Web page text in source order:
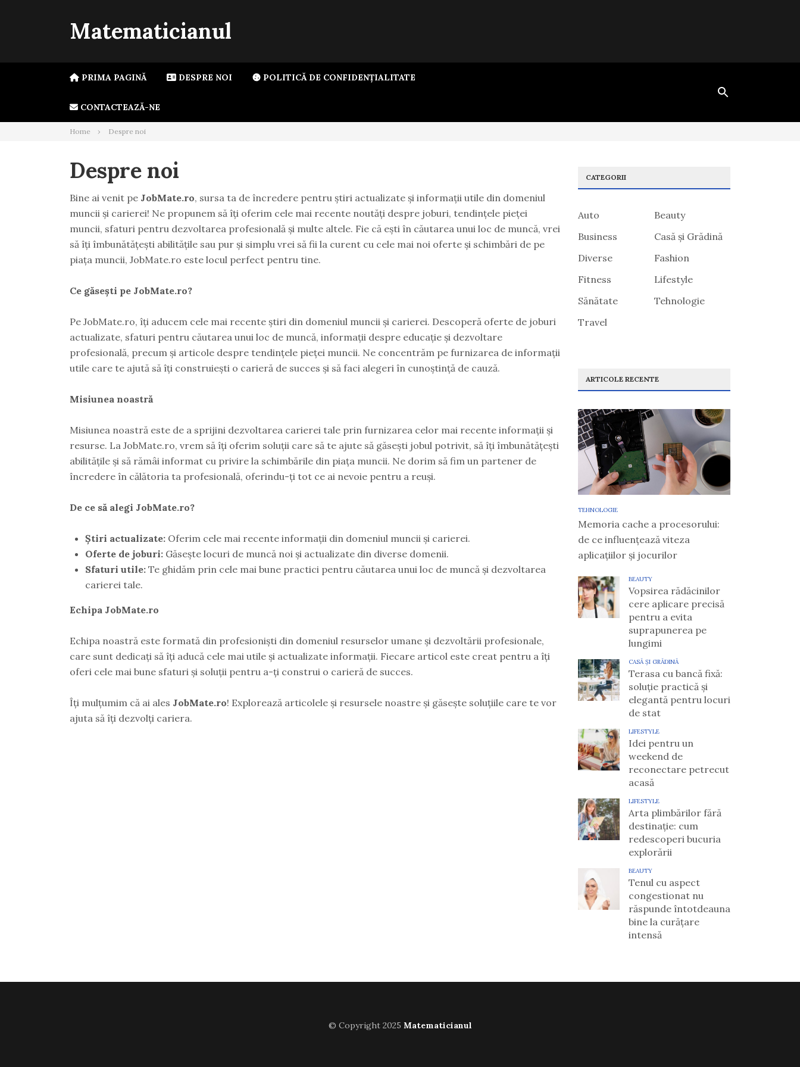
Matematicianul
PRIMA PAGINĂ DESPRE NOI POLITICĂ DE CONFIDENȚIALITATE
CONTACTEAZĂ-NE
Home Despre noi
Despre noi
Bine ai venit pe JobMate.ro, sursa ta de încredere pentru știri actualizate și informații utile din domeniul
muncii și carierei! Ne propunem să îți oferim cele mai recente noutăți despre joburi, tendințele pieței
muncii, sfaturi pentru dezvoltarea profesională și multe altele. Fie că ești în căutarea unui loc de muncă, vrei
să îți îmbunătățești abilitățile sau pur și simplu vrei să fii la curent cu cele mai noi oferte și schimbări de pe
piața muncii, JobMate.ro este locul perfect pentru tine.
Ce găsești pe JobMate.ro?
Pe JobMate.ro, îți aducem cele mai recente știri din domeniul muncii și carierei. Descoperă oferte de joburi
actualizate, sfaturi pentru căutarea unui loc de muncă, informații despre educație și dezvoltare
profesională, precum și articole despre tendințele pieței muncii. Ne concentrăm pe furnizarea de informații
utile care te ajută să îți construiești o carieră de succes și să faci alegeri în cunoștință de cauză.
Misiunea noastră
Misiunea noastră este de a sprijini dezvoltarea carierei tale prin furnizarea celor mai recente informații și
resurse. La JobMate.ro, vrem să îți oferim soluții care să te ajute să găsești jobul potrivit, să îți îmbunătățești
abilitățile și să rămâi informat cu privire la schimbările din piața muncii. Ne dorim să fim un partener de
încredere în călătoria ta profesională, oferindu-ți tot ce ai nevoie pentru a reuși.
De ce să alegi JobMate.ro?
Știri actualizate: Oferim cele mai recente informații din domeniul muncii și carierei.
Oferte de joburi: Găsește locuri de muncă noi și actualizate din diverse domenii.
Sfaturi utile: Te ghidăm prin cele mai bune practici pentru căutarea unui loc de muncă și dezvoltarea
carierei tale.
Echipa JobMate.ro
Echipa noastră este formată din profesioniști din domeniul resurselor umane și dezvoltării profesionale,
care sunt dedicați să îți aducă cele mai utile și actualizate informații. Fiecare articol este creat pentru a îți
oferi cele mai bune sfaturi și soluții pentru a-ți construi o carieră de succes.
Îți mulțumim că ai ales JobMate.ro! Explorează articolele și resursele noastre și găsește soluțiile care te vor
ajuta să îți dezvolți cariera.
CATEGORII
Auto
Beauty
Business
Casă și Grădină
Diverse
Fashion
Fitness
Lifestyle
Sănătate
Tehnologie
Travel
ARTICOLE RECENTE
TEHNOLOGIE
Memoria cache a procesorului:
de ce influențează viteza
aplicațiilor și jocurilor
BEAUTY
Vopsirea rădăcinilor
cere aplicare precisă
pentru a evita
suprapunerea pe
lungimi
CASĂ ȘI GRĂDINĂ
Terasa cu bancă fixă:
soluție practică și
elegantă pentru locuri
de stat
LIFESTYLE
Idei pentru un
weekend de
reconectare petrecut
acasă
LIFESTYLE
Arta plimbărilor fără
destinație: cum
redescoperi bucuria
explorării
BEAUTY
Tenul cu aspect
congestionat nu
răspunde întotdeauna
bine la curățare
intensă
© Copyright 2025 Matematicianul